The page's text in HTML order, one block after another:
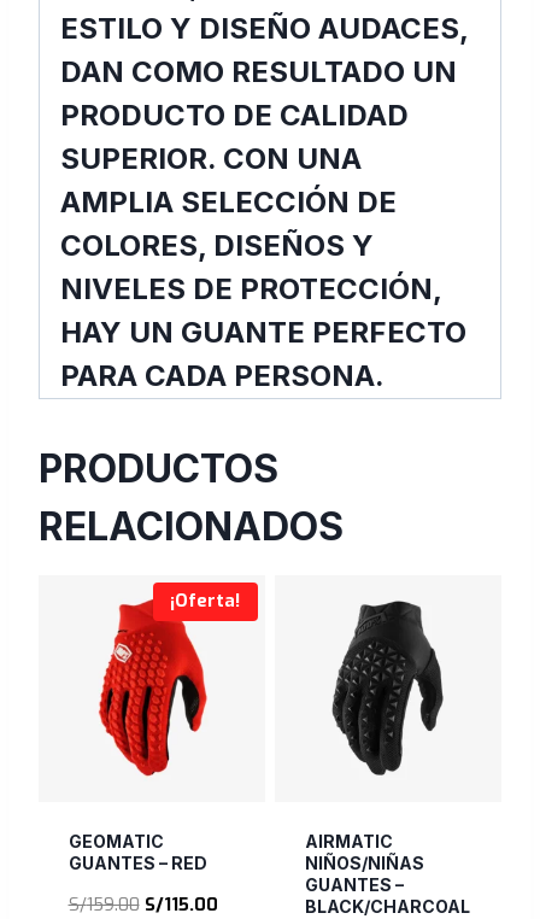
ESTILO Y DISEÑO AUDACES,
DAN COMO RESULTADO UN
PRODUCTO DE CALIDAD
SUPERIOR. CON UNA
AMPLIA SELECCIÓN DE
COLORES, DISEÑOS Y
NIVELES DE PROTECCIÓN,
HAY UN GUANTE PERFECTO
PARA CADA PERSONA.
PRODUCTOS
RELACIONADOS
¡Oferta!
GEOMATIC
GUANTES – RED
S/159.00 El
S/115.00El
AIRMATIC
NIÑOS/NIÑAS
GUANTES –
BLACK/CHARCOAL